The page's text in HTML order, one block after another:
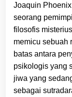
Joaquin
seorang
filosofis
memicu sebuah
batas antara
psikologis yang
jiwa yang
sebagai